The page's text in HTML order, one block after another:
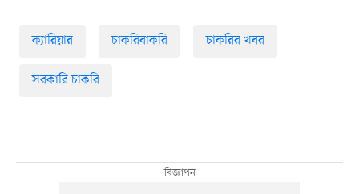
ক্যারিয়ার চাকরিবাকরি চাকরির খবর
সরকারি চাকরি